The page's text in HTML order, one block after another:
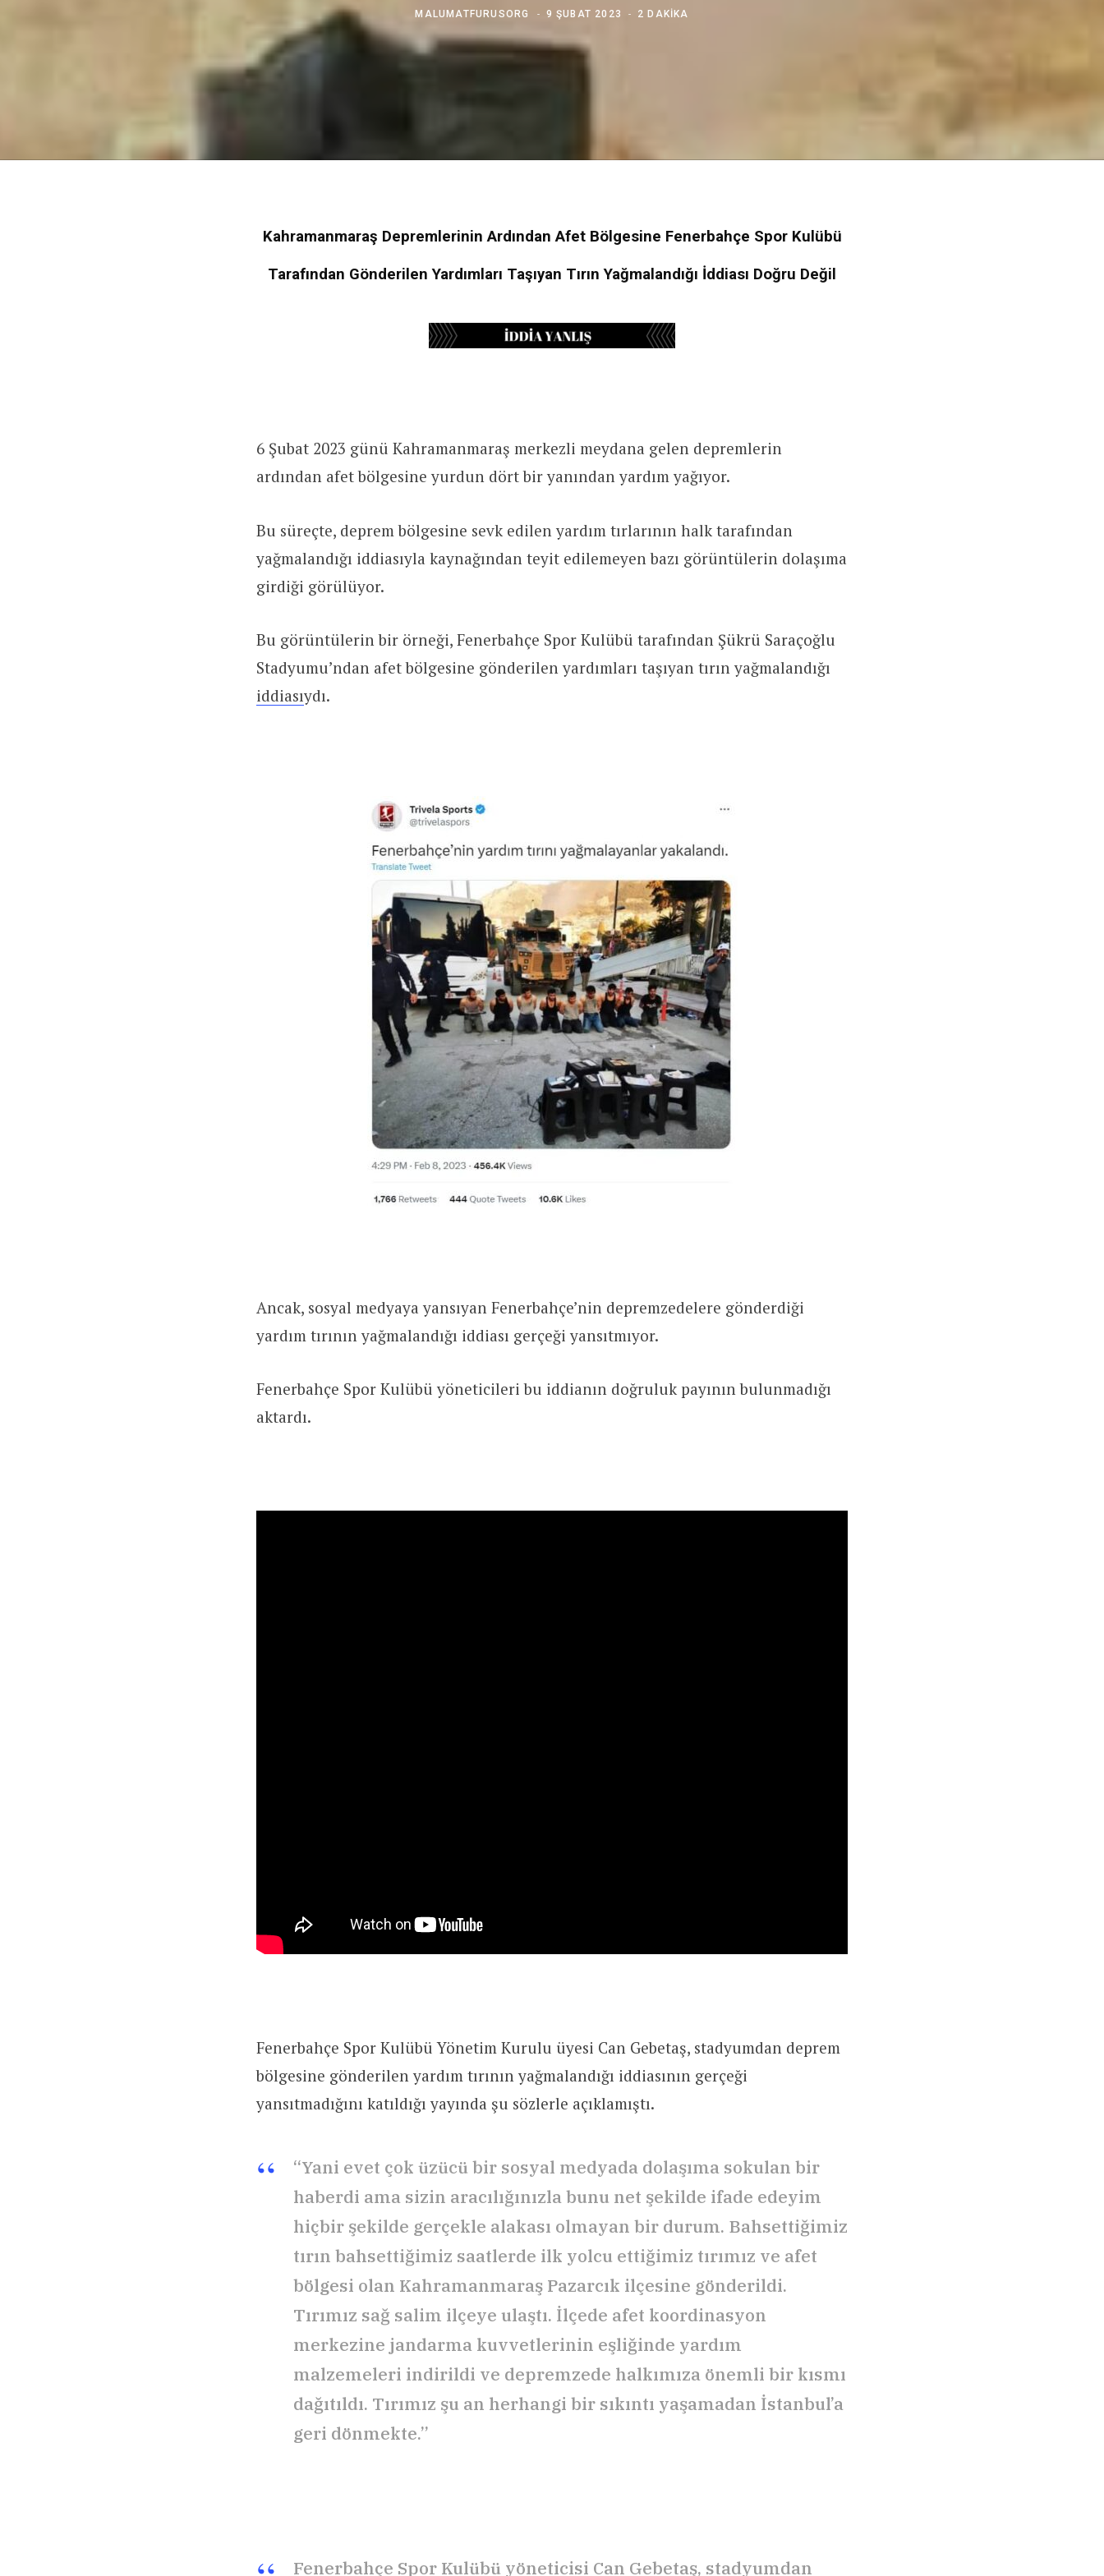
MALUMATFURUSORG 9 ŞUBAT 2023 2 DAKIKA
Kahramanmaraş Depremlerinin Ardından Afet Bölgesine Fenerbahçe Spor Kulübü
Tarafından Gönderilen Yardımları Taşıyan Tırın Yağmalandığı İddiası Doğru Değil
6 Şubat 2023 günü Kahramanmaraş merkezli meydana gelen depremlerin
ardından afet bölgesine yurdun dört bir yanından yardım yağıyor.
Bu süreçte, deprem bölgesine sevk edilen yardım tırlarının halk tarafından
yağmalandığı iddiasıyla kaynağından teyit edilemeyen bazı görüntülerin dolaşıma
girdiği görülüyor.
Bu görüntülerin bir örneği, Fenerbahçe Spor Kulübü tarafından Şükrü Saraçoğlu
Stadyumu’ndan afet bölgesine gönderilen yardımları taşıyan tırın yağmalandığı
iddiasıydı.
Ancak, sosyal medyaya yansıyan Fenerbahçe’nin depremzedelere gönderdiği
yardım tırının yağmalandığı iddiası gerçeği yansıtmıyor.
Fenerbahçe Spor Kulübü yöneticileri bu iddianın doğruluk payının bulunmadığı
aktardı.
Fenerbahçe Spor Kulübü Yönetim Kurulu üyesi Can Gebetaş, stadyumdan deprem
bölgesine gönderilen yardım tırının yağmalandığı iddiasının gerçeği
yansıtmadığını katıldığı yayında şu sözlerle açıklamıştı.
“Yani evet çok üzücü bir sosyal medyada dolaşıma sokulan bir
haberdi ama sizin aracılığınızla bunu net şekilde ifade edeyim
hiçbir şekilde gerçekle alakası olmayan bir durum. Bahsettiğimiz
tırın bahsettiğimiz saatlerde ilk yolcu ettiğimiz tırımız ve afet
bölgesi olan Kahramanmaraş Pazarcık ilçesine gönderildi.
Tırımız sağ salim ilçeye ulaştı. İlçede afet koordinasyon
merkezine jandarma kuvvetlerinin eşliğinde yardım
malzemeleri indirildi ve depremzede halkımıza önemli bir kısmı
dağıtıldı. Tırımız şu an herhangi bir sıkıntı yaşamadan İstanbul’a
geri dönmekte.”
Fenerbahçe Spor Kulübü yöneticisi Can Gebetaş, stadyumdan